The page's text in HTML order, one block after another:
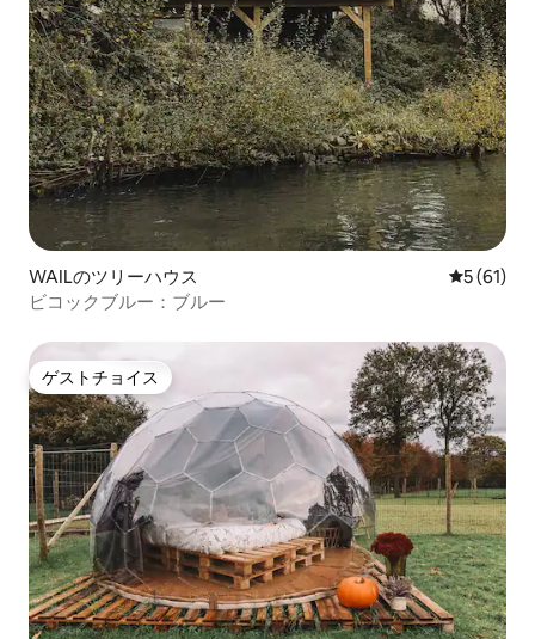
WAILのツリーハウス レビュー
5 (61)
ビコックブルー：ブルー
ゲストチョイス
ゲストチョイス